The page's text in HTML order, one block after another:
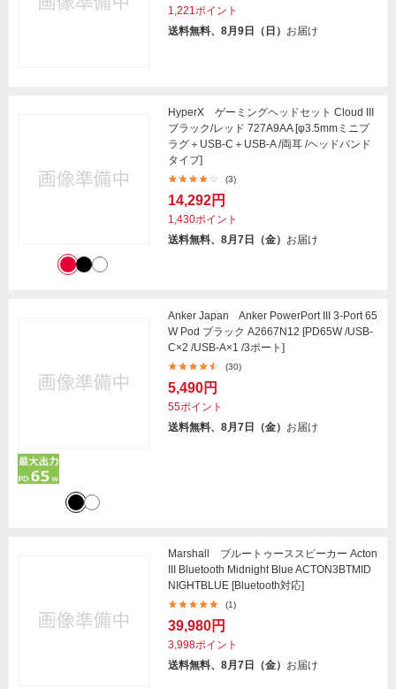
1,221ポイント
送料無料、8月9日（日） お届け
HyperX ゲーミングヘッドセット Cloud III
ブラック/レッド 727A9AA [φ3.5mmミニプ
ラグ＋USB-C＋USB-A /両耳 /ヘッドバンド
タイプ]
(3)
14,292円
1,430ポイント
送料無料、8月7日（金） お届け
Anker Japan Anker PowerPort III 3-Port 65
W Pod ブラック A2667N12 [PD65W /USB-
C×2 /USB-A×1 /3ポート]
(30)
5,490円
55ポイント
送料無料、8月7日（金） お届け
Marshall ブルートゥーススピーカー Acton
III Bluetooth Midnight Blue ACTON3BTMID
NIGHTBLUE [Bluetooth対応]
(1)
39,980円
3,998ポイント
送料無料、8月7日（金） お届け